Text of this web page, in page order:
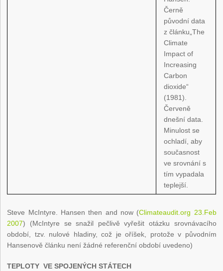
Černě
původní data
z článku„The
Climate
Impact of
Increasing
Carbon
dioxide“
(1981).
Červeně
dnešní data.
Minulost se
ochladí, aby
současnost
ve srovnání s
tím vypadala
teplejší.
Steve McIntyre. Hansen then and now (Climateaudit.org 23.Feb
2007) (McIntyre se snažil pečlivě vyřešit otázku srovnávacího
období, tzv. nulové hladiny, což je oříšek, protože v původním
Hansenově článku není žádné referenční období uvedeno)
TEPLOTY VE SPOJENÝCH STÁTECH